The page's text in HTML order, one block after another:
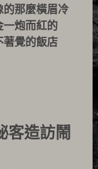
的那麼橫眉冷
一炮而紅的
著覺的飯店
客造訪鬧